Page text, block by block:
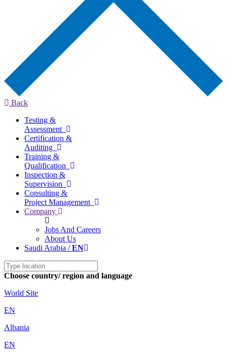
Back
Testing &
Assessment
Certification &
Auditing
Training &
Qualification
Inspection &
Supervision
Consulting &
Project Management
Company
Jobs And Careers
About Us
Saudi Arabia /EN
Choose country/ region and language
World Site
EN
Albania
EN